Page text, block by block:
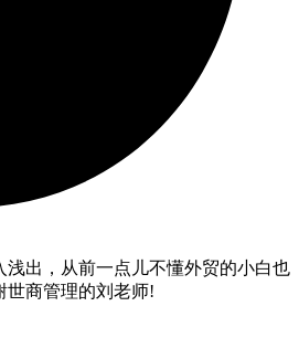
浅出，从前一点儿不懂外贸的小白也
世商管理的刘老师!